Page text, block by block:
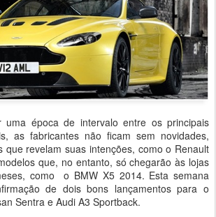
época de intervalo entre os principais
as fabricantes não ficam sem novidades,
que revelam suas intenções, como o Renault
que, no entanto, só chegarão às lojas
como o BMW X5 2014. Esta semana
de dois bons lançamentos para o
Sentra e Audi A3 Sportback.